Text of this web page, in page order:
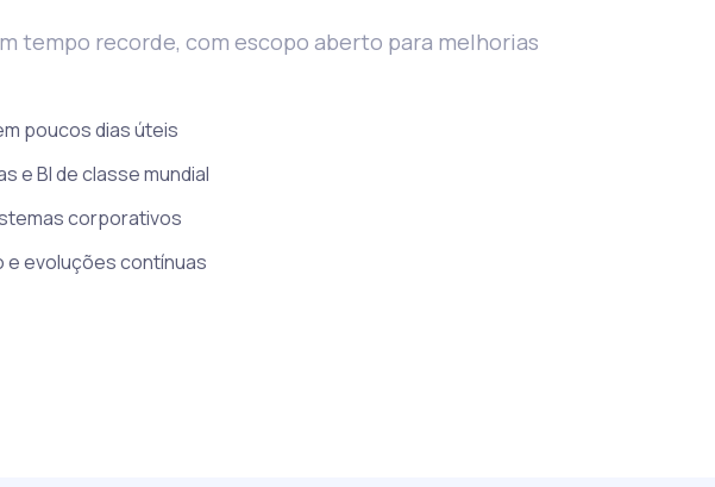
tempo recorde, com escopo aberto para melhorias
poucos dias úteis
e BI de classe mundial
corporativos
evoluções contínuas